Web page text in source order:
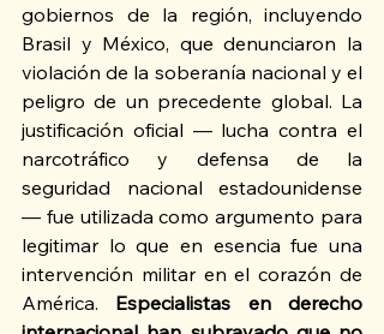
gobiernos de la región, incluyendo
Brasil y México, que denunciaron la
violación de la soberanía nacional y el
peligro de un precedente global. La
justificación oficial — lucha contra el
narcotráfico y defensa de la
seguridad nacional estadounidense
— fue utilizada como argumento para
legitimar lo que en esencia fue una
intervención militar en el corazón de
América. Especialistas en derecho